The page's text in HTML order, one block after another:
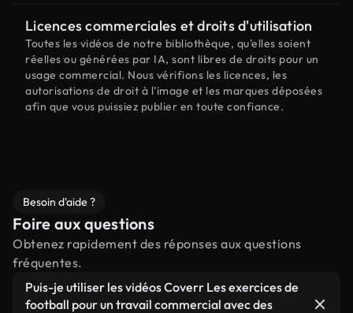
Licences commerciales et droits d'utilisation
Toutes les vidéos de notre bibliothèque, qu'elles soient
réelles ou générées par IA, sont libres de droits pour un
usage commercial. Nous vérifions les licences, les
autorisations de droit à l'image et les marques déposées
afin que vous puissiez publier en toute confiance.
Besoin d'aide ?
Foire aux questions
Obtenez rapidement des réponses aux questions
fréquentes.
Puis-je utiliser les vidéos Coverr Les exercices de
football pour un travail commercial avec des